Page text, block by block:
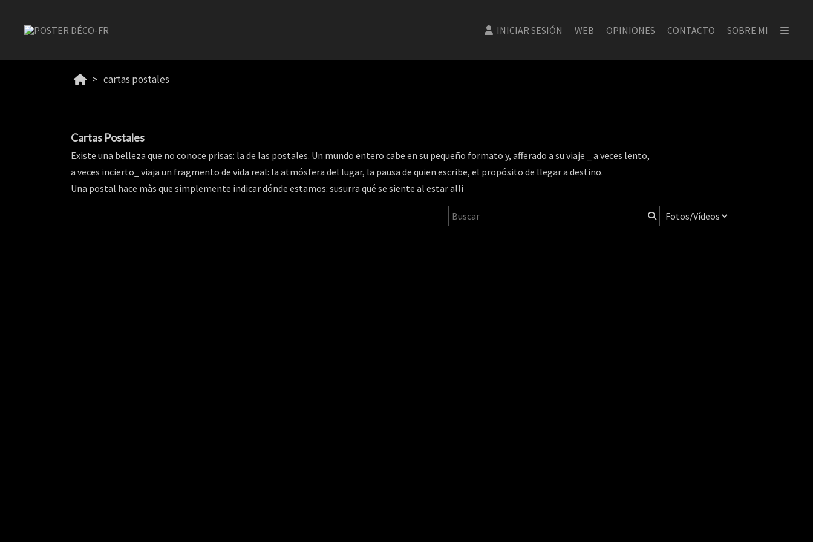
INICIAR SESIÓN WEB OPINIONES CONTACTO SOBRE MI
cartas postales
Cartas Postales
Existe una belleza que no conoce prisas: la de las postales. Un mundo entero cabe en su pequeño formato y, afferado a su viaje _ a veces lento,
a veces incierto_ viaja un fragmento de vida real: la atmósfera del lugar, la pausa de quien escribe, el propósito de llegar a destino.
Una postal hace màs que simplemente indicar dónde estamos: susurra qué se siente al estar alli